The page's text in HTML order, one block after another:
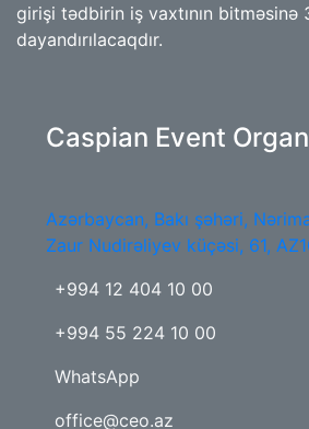
girişi tədbirin iş vaxtının bitməsinə
dayandırılacaqdır.
Caspian Event
Azərbaycan, Bakı şəhəri,
Zaur Nudirəliyev küçəsi, 61,
+994 12 404 10 00
+994 55 224 10 00
WhatsApp
office@ceo.az